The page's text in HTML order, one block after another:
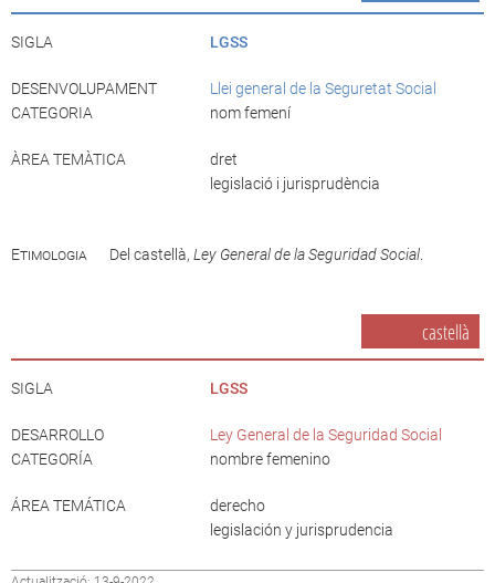
SIGLA LGSS
DESENVOLUPAMENT
Llei general de la Seguretat Social
CATEGORIA
nom femení
ÀREA TEMÀTICA
dret
legislació i jurisprudència
Etimologia Del castellà, Ley General de la Seguridad Social
castellà
SIGLA LGSS
DESARROLLO
Ley General de la Seguridad Social
CATEGORÍA
nombre femenino
ÁREA TEMÁTICA
derecho
legislación y jurisprudencia